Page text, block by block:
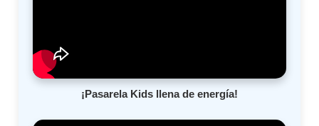
¡Pasarela Kids llena de energía!